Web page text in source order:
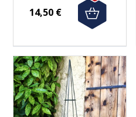
14,50 €